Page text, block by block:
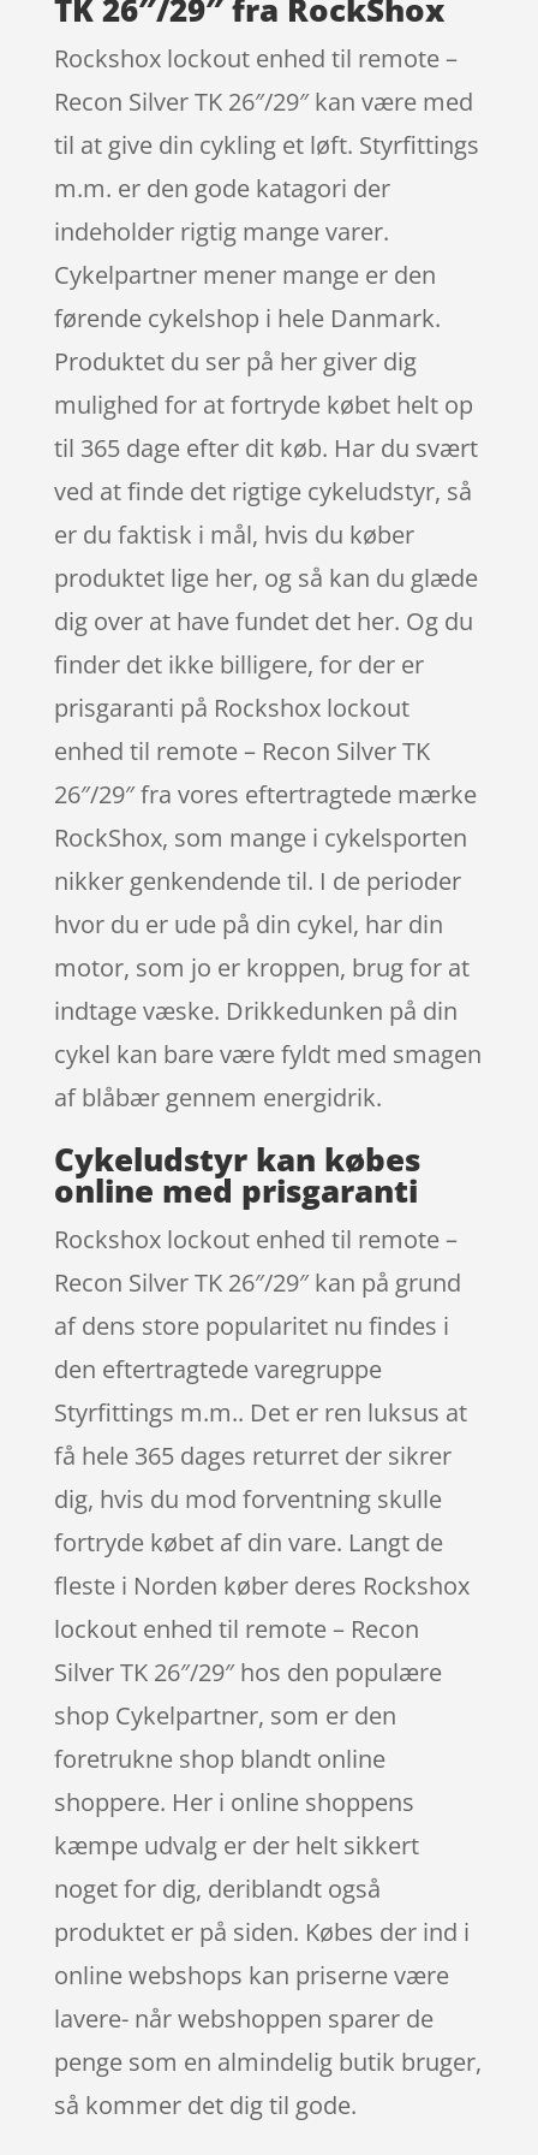
TK 26″/29″ fra RockShox
Rockshox lockout enhed til remote –
Recon Silver TK 26″/29″ kan være med
til at give din cykling et løft. Styrfittings
m.m. er den gode katagori der
indeholder rigtig mange varer.
Cykelpartner mener mange er den
førende cykelshop i hele Danmark.
Produktet du ser på her giver dig
mulighed for at fortryde købet helt op
til 365 dage efter dit køb. Har du svært
ved at finde det rigtige cykeludstyr, så
er du faktisk i mål, hvis du køber
produktet lige her, og så kan du glæde
dig over at have fundet det her. Og du
finder det ikke billigere, for der er
prisgaranti på Rockshox lockout
enhed til remote – Recon Silver TK
26″/29″ fra vores eftertragtede mærke
RockShox, som mange i cykelsporten
nikker genkendende til. I de perioder
hvor du er ude på din cykel, har din
motor, som jo er kroppen, brug for at
indtage væske. Drikkedunken på din
cykel kan bare være fyldt med smagen
af blåbær gennem energidrik.
Cykeludstyr kan købes
online med prisgaranti
Rockshox lockout enhed til remote –
Recon Silver TK 26″/29″ kan på grund
af dens store popularitet nu findes i
den eftertragtede varegruppe
Styrfittings m.m.. Det er ren luksus at
få hele 365 dages returret der sikrer
dig, hvis du mod forventning skulle
fortryde købet af din vare. Langt de
fleste i Norden køber deres Rockshox
lockout enhed til remote – Recon
Silver TK 26″/29″ hos den populære
shop Cykelpartner, som er den
foretrukne shop blandt online
shoppere. Her i online shoppens
kæmpe udvalg er der helt sikkert
noget for dig, deriblandt også
produktet er på siden. Købes der ind i
online webshops kan priserne være
lavere- når webshoppen sparer de
penge som en almindelig butik bruger,
så kommer det dig til gode.